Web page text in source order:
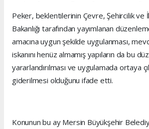
Peker, beklentilerinin Çevre, Şehircilik ve
Bakanlığı tarafından yayımlanan
amacına uygun şekilde uygulanması,
iskanını henüz almamış yapıların da bu
yararlandırılması ve uygulamada ortaya
giderilmesi olduğunu ifade etti.
Konunun bu ay Mersin Büyükşehir